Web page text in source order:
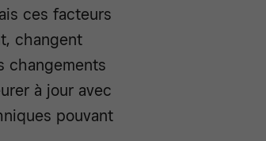
ces facteurs
changent
changements
à jour avec
pouvant